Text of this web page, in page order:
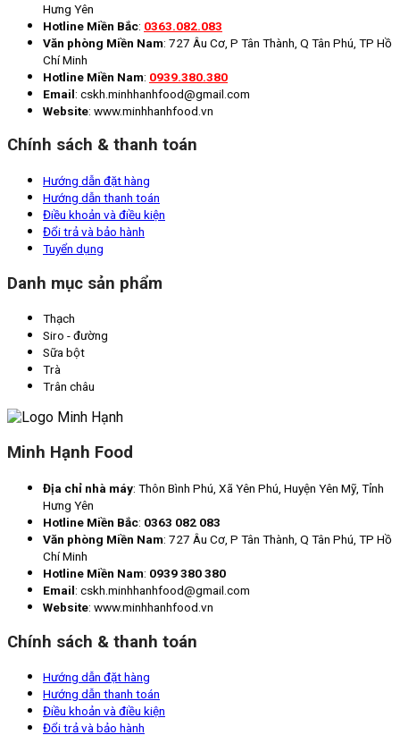
Hưng Yên
Hotline Miền Bắc: 0363.082.083
Văn phòng Miền Nam: 727 Âu Cơ, P Tân Thành, Q Tân Phú, TP Hồ
Chí Minh
Hotline Miền Nam: 0939.380.380
Email: cskh.minhhanhfood@gmail.com
Website: www.minhhanhfood.vn
Chính sách & thanh toán
Hướng dẫn đặt hàng
Hướng dẫn thanh toán
Điều khoản và điều kiện
Đổi trả và bảo hành
Tuyển dụng
Danh mục sản phẩm
Thạch
Siro - đường
Sữa bột
Trà
Trân châu
Minh Hạnh Food
Địa chỉ nhà máy: Thôn Bình Phú, Xã Yên Phú, Huyện Yên Mỹ, Tỉnh
Hưng Yên
Hotline Miền Bắc: 0363 082 083
Văn phòng Miền Nam: 727 Âu Cơ, P Tân Thành, Q Tân Phú, TP Hồ
Chí Minh
Hotline Miền Nam: 0939 380 380
Email: cskh.minhhanhfood@gmail.com
Website: www.minhhanhfood.vn
Chính sách & thanh toán
Hướng dẫn đặt hàng
Hướng dẫn thanh toán
Điều khoản và điều kiện
Đổi trả và bảo hành